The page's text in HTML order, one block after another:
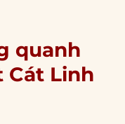
quanh
Cát Linh